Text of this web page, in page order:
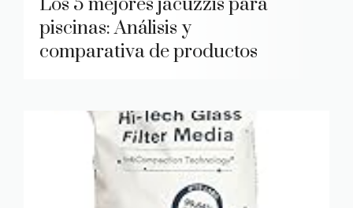
Los 5 mejores jacuzzis para
piscinas: Análisis y
comparativa de productos